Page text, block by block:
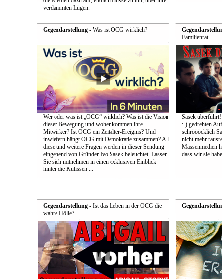
verdammten Lügen.
Gegendarstellung- Was ist OCG wirklich?
Wer oder was ist „OCG“ wirklich? Was ist die Vision
dieser Bewegung und woher kommen ihre
Mitwirker? Ist OCG ein Zeitalter-Ereignis? Und
inwiefern hängt OCG mit Demokratie zusammen? All
diese und weitere Fragen werden in dieser Sendung
eingehend von Gründer Ivo Sasek beleuchtet. Lassen
Sie sich mitnehmen in einen exklusiven Einblick
hinter die Kulissen ...
Familienrat
Sasek
:-) gedrehten
schröööcklich
nicht mehr
Massenmedien
dass wir sie
Gegendarstellung- Ist das Leben in der OCG die
wahre Hölle?